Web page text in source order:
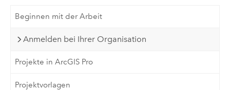
Beginnen mit der Arbeit
Anmelden bei Ihrer Organisation
Projekte in ArcGIS Pro
Projektvorlagen